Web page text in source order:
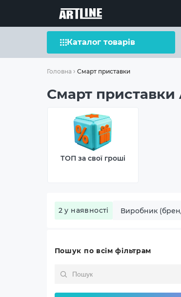
Каталог товарів
Головна Смарт приставки
Смарт приставки
ТОП за свої гроші
2 у наявності Виробник
Пошук по всім фільтрам